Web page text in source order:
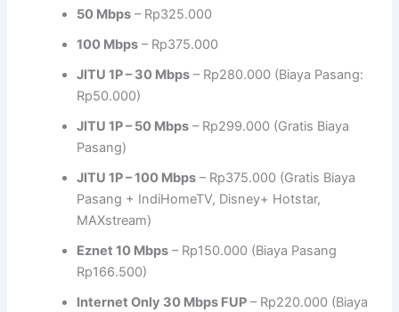
50 Mbps – Rp325.000
100 Mbps – Rp375.000
JITU 1P – 30 Mbps – Rp280.000 (Biaya Pasang:
Rp50.000)
JITU 1P – 50 Mbps – Rp299.000 (Gratis Biaya
Pasang)
JITU 1P – 100 Mbps – Rp375.000 (Gratis Biaya
Pasang + IndiHomeTV, Disney+ Hotstar,
MAXstream)
Eznet 10 Mbps – Rp150.000 (Biaya Pasang
Rp166.500)
Internet Only 30 Mbps FUP – Rp220.000 (Biaya